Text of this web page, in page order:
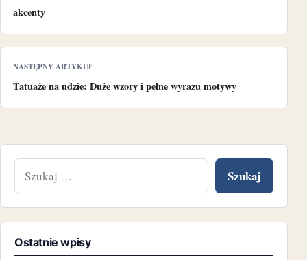
akcenty
NASTĘPNY ARTYKUŁ
Tatuaże na udzie: Duże wzory i pełne wyrazu motywy
Ostatnie wpisy